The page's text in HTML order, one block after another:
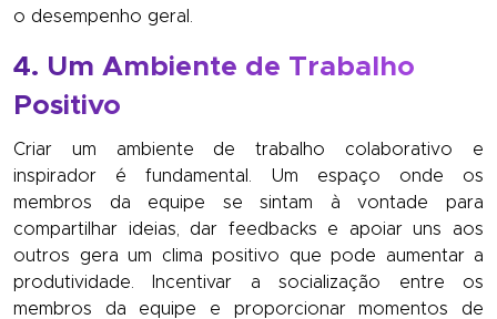
o desempenho geral.
4. Um Ambiente de Trabalho
Positivo
Criar um ambiente de trabalho colaborativo e
inspirador é fundamental. Um espaço onde os
membros da equipe se sintam à vontade para
compartilhar ideias, dar feedbacks e apoiar uns aos
outros gera um clima positivo que pode aumentar a
produtividade. Incentivar a socialização entre os
membros da equipe e proporcionar momentos de